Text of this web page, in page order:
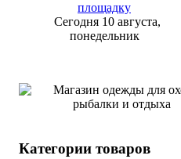
Сегодня 10 августа,
понедельник
Категории товаров